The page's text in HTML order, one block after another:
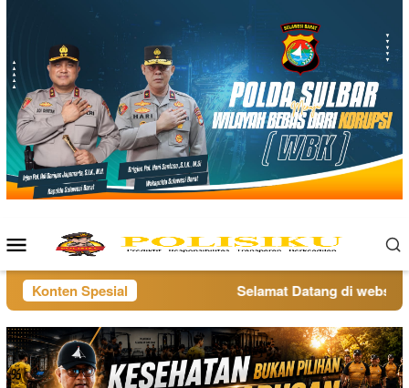
Menu
Mobile
Konten Spesial Selamat Datang di website